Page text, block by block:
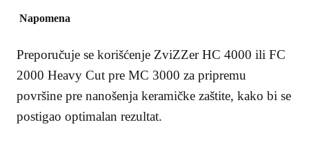
Napomena
Preporučuje se korišćenje ZviZZer HC 4000 ili FC
2000 Heavy Cut pre MC 3000 za pripremu
površine pre nanošenja keramičke zaštite, kako bi se
postigao optimalan rezultat.